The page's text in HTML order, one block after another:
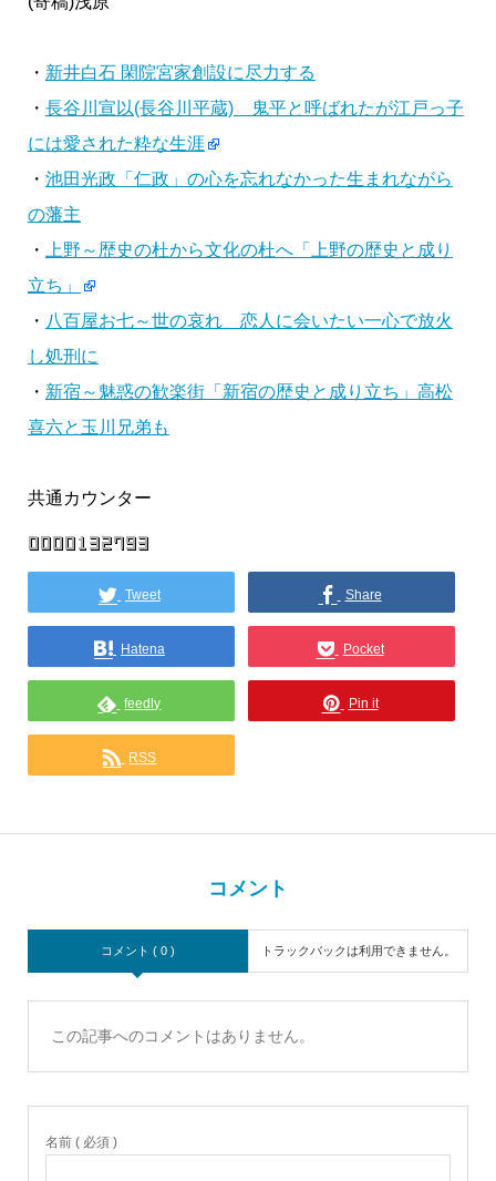
・ 新井白石 閑院宮家創設に尽力する
・ 長谷川宣以(長谷川平蔵) 鬼平と呼ばれたが江戸っ子
には愛された粋な生涯
・ 池田光政「仁政」の心を忘れなかった生まれながら
の藩主
・
上野～歴史の杜から文化の杜へ「上野の歴史と成り
立ち」
・ 八百屋お七～世の哀れ 恋人に会いたい一心で放火
し処刑に
・ 新宿～魅惑の歓楽街「新宿の歴史と成り立ち」高松
喜六と玉川兄弟も
共通カウンター
Tweet Share
Hatena Pocket
feedly Pin it
RSS
コメント
コメント ( 0 ) トラックバックは利用できません。
この記事へのコメントはありません。
名前 ( 必須 )